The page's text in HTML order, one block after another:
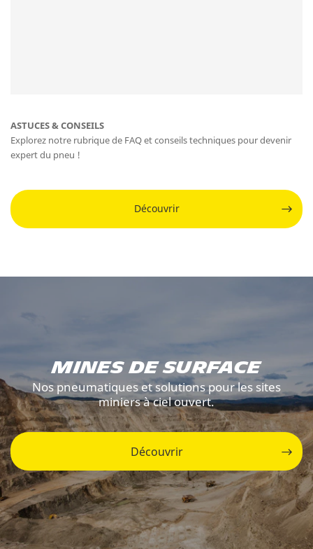
ASTUCES & CONSEILS
Explorez notre rubrique de FAQ et conseils techniques pour devenir
expert du pneu !
Découvrir
Mines de surface
Nos pneumatiques et solutions pour les sites
miniers à ciel ouvert.
Découvrir